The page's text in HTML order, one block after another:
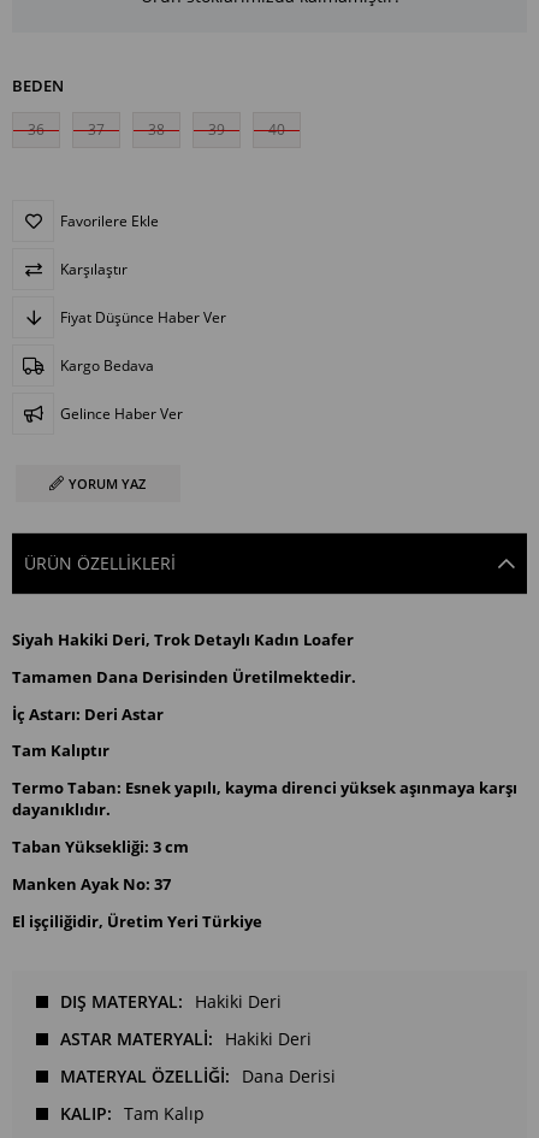
BEDEN
36 37 38 39 40
Favorilere Ekle
Karşılaştır
Fiyat Düşünce Haber Ver
Kargo Bedava
Gelince Haber Ver
YORUM YAZ
ÜRÜN ÖZELLIKLERI
Siyah Hakiki Deri, Trok Detaylı Kadın Loafer
Tamamen Dana Derisinden Üretilmektedir.
İç Astarı: Deri Astar
Tam Kalıptır
Termo Taban: Esnek yapılı, kayma direnci yüksek aşınmaya karşı
dayanıklıdır.
Taban Yüksekliği: 3 cm
Manken Ayak No: 37
El işçiliğidir, Üretim Yeri Türkiye
DIŞ MATERYAL
Hakiki Deri
ASTAR MATERYALİ
Hakiki Deri
MATERYAL ÖZELLİĞİ
Dana Derisi
KALIP
Tam Kalıp